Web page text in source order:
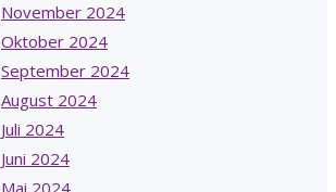
November 2024
Oktober 2024
September 2024
August 2024
Juli 2024
Juni 2024
Mai 2024